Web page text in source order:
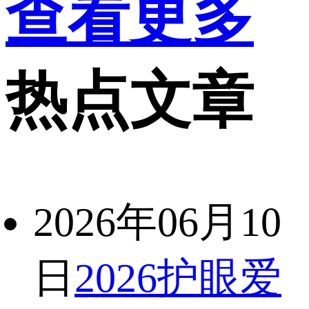
查看更多
热点文章
2026年06月10
日 2026护眼爱